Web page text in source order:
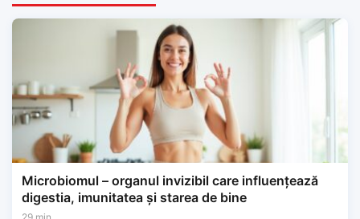
Microbiomul – organul invizibil care influențează
digestia, imunitatea și starea de bine